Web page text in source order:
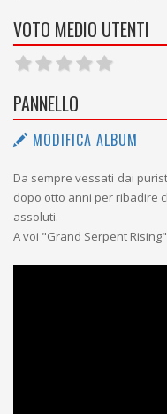
VOTO MEDIO UTENTI
PANNELLO
MODIFICA ALBUM
Da sempre vessati dai
dopo otto anni per ribadire
assoluti.
A voi "Grand Serpent